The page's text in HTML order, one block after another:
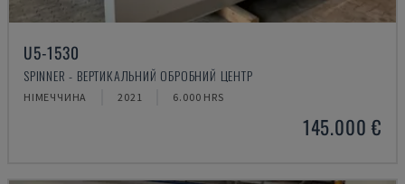
U5-1530
SPINNER - ВЕРТИКАЛЬНИЙ ОБРОБНИЙ ЦЕНТР
НІМЕЧЧИНА 2021 6.000 HRS
145.000 €